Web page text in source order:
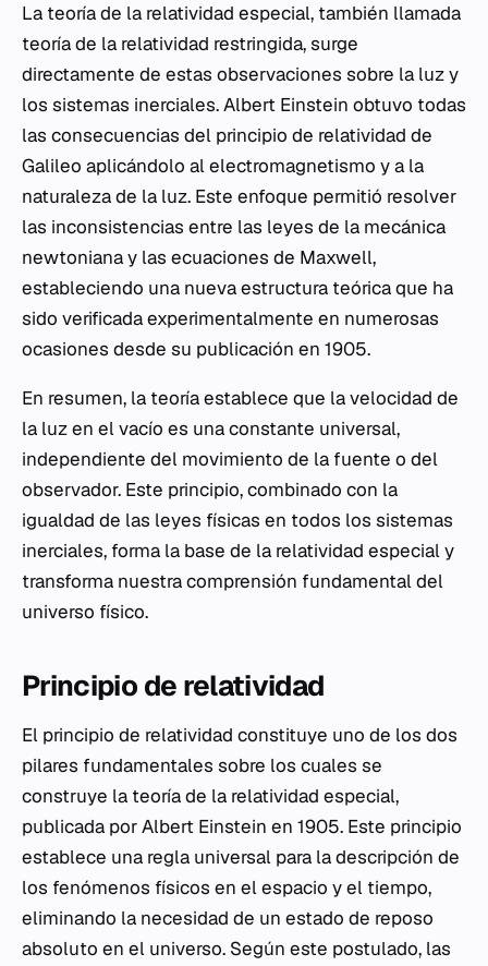
La teoría de la relatividad especial, también llamada
teoría de la relatividad restringida, surge
directamente de estas observaciones sobre la luz y
los sistemas inerciales. Albert Einstein obtuvo todas
las consecuencias del principio de relatividad de
Galileo aplicándolo al electromagnetismo y a la
naturaleza de la luz. Este enfoque permitió resolver
las inconsistencias entre las leyes de la mecánica
newtoniana y las ecuaciones de Maxwell,
estableciendo una nueva estructura teórica que ha
sido verificada experimentalmente en numerosas
ocasiones desde su publicación en 1905.
En resumen, la teoría establece que la velocidad de
la luz en el vacío es una constante universal,
independiente del movimiento de la fuente o del
observador. Este principio, combinado con la
igualdad de las leyes físicas en todos los sistemas
inerciales, forma la base de la relatividad especial y
transforma nuestra comprensión fundamental del
universo físico.
Principio de relatividad
El principio de relatividad constituye uno de los dos
pilares fundamentales sobre los cuales se
construye la teoría de la relatividad especial,
publicada por Albert Einstein en 1905. Este principio
establece una regla universal para la descripción de
los fenómenos físicos en el espacio y el tiempo,
eliminando la necesidad de un estado de reposo
absoluto en el universo. Según este postulado, las